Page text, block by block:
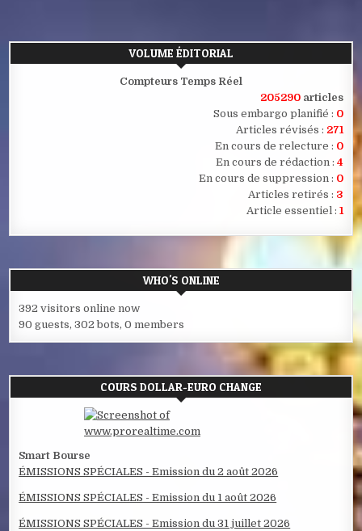
VOLUME ÉDITORIAL
Compteurs Temps Réel
205290 articles
Sous embargo planifié : 0
Articles révisés : 271
En cours de relecture : 0
En cours de rédaction : 4
En cours de suppression : 0
Articles retirés : 3
Article essentiel : 1
WHO'S ONLINE
392 visitors online now
90 guests, 302 bots, 0 members
COURS DOLLAR-EURO CHANGE
Smart Bourse
ÉMISSIONS SPÉCIALES - Emission du 2 août 2026
ÉMISSIONS SPÉCIALES - Emission du 1 août 2026
ÉMISSIONS SPÉCIALES - Emission du 31 juillet 2026